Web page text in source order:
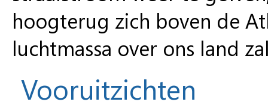
hoogterug zich boven de
luchtmassa over ons land
Vooruitzichten